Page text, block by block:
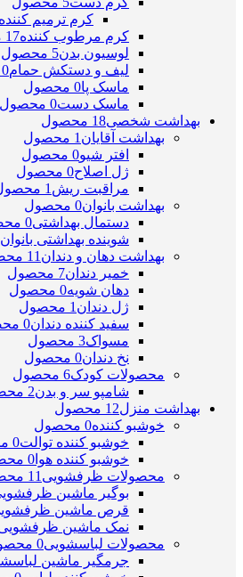
کرم ترمیم کننده
کرم مرطوب کننده17 محصول
لوسیون بدن5 محصول
لیف و دستکش حمام0 محصول
ماسک پا0 محصول
ماسک دست0 محصول
بهداشت شخصی18 محصول
بهداشت آقایان 1 محصول
افتر شیو0 محصول
ژل اصلاح0 محصول
مراقبت ریش 1 محصول
بهداشت بانوان0 محصول
دستمال بهداشتی0 محصول
شوینده بهداشتی بانوان
بهداشت دهان و دندان 11 محصول
خمیر دندان7 محصول
دهان شویه0 محصول
ژل دندان 1 محصول
سفید کننده دندان0 محصول
مسواک3 محصول
نخ دندان0 محصول
محصولات کودک6 محصول
شامپو سر و بدن2 محصول
بهداشت منزل12 محصول
خوشبو کننده0 محصول
خوشبو کننده توالت0 محصول
خوشبو کننده هوا 0 محصول
محصولات ظرفشویی 11 محصول
بوگیر ماشین
قرص ماشین
نمک ماشین
محصولات لباسشویی0 محصول
جرمگیر ماشین